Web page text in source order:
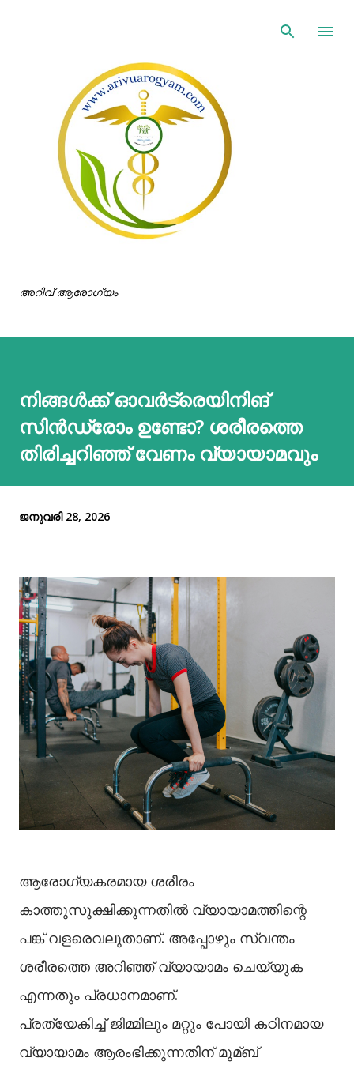
അറിവ് ആരോഗ്യം
നിങ്ങള്‍ക്ക് ഓവര്‍ട്രെയിനിങ്
സിൻഡ്രോം ഉണ്ടോ? ശരീരത്തെ
തിരിച്ചറിഞ്ഞ് വേണം വ്യായാമവും
ജനുവരി 28, 2026
ആരോഗ്യകരമായ ശരീരം
കാത്തുസൂക്ഷിക്കുന്നതില്‍ വ്യായാമത്തിന്റെ
പങ്ക് വളരെവലുതാണ്. അപ്പോഴും സ്വന്തം
ശരീരത്തെ അറിഞ്ഞ് വ്യായാമം ചെയ്യുക
എന്നതും പ്രധാനമാണ്.
പ്രത്യേകിച്ച്‌ ജിമ്മിലും മറ്റും പോയി കഠിനമായ
വ്യായാമം ആരംഭിക്കുന്നതിന് മുമ്ബ്